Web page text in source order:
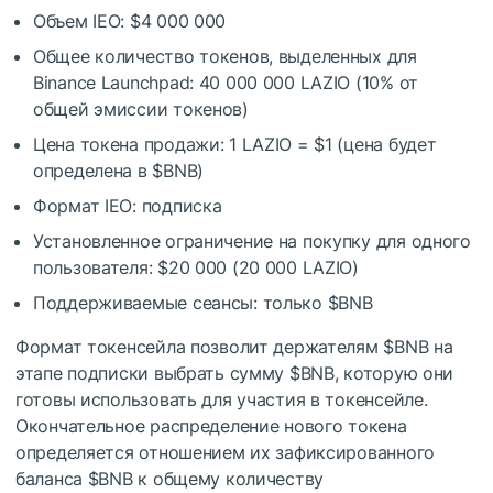
Объем IEO: $4 000 000
Общее количество токенов, выделенных для
Binance Launchpad: 40 000 000 LAZIO (10% от
общей эмиссии токенов)
Цена токена продажи: 1 LAZIO = $1 (цена будет
определена в $BNB)
Формат IEO: подписка
Установленное ограничение на покупку для одного
пользователя: $20 000 (20 000 LAZIO)
Поддерживаемые сеансы: только $BNB
Формат токенсейла позволит держателям $BNBна
этапе подписки выбрать сумму $BNB, которую они
готовы использовать для участия в токенсейле.
Окончательное распределение нового токена
определяется отношением их зафиксированного
баланса $BNBк общему количеству